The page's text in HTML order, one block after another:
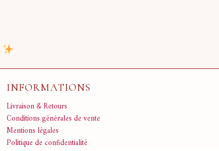
INFORMATIONS
Livraison & Retours
Conditions générales de vente
Mentions légales
Politique de confidentialité